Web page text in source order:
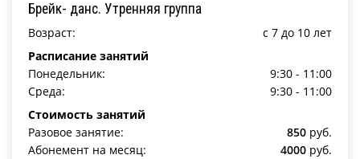
Брейк- данс. Утренняя группа
Возраст:
c 7 до 10 лет
Расписание занятий
Понедельник:
9:30 - 11:00
Среда:
9:30 - 11:00
Стоимость занятий
Разовое занятие:
850 руб.
Абонемент на месяц:
4000 руб.